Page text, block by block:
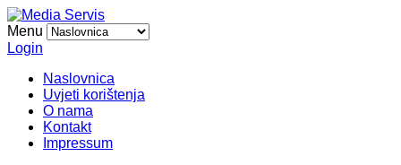
Menu
Login
Naslovnica
Uvjeti korištenja
O nama
Kontakt
Impressum